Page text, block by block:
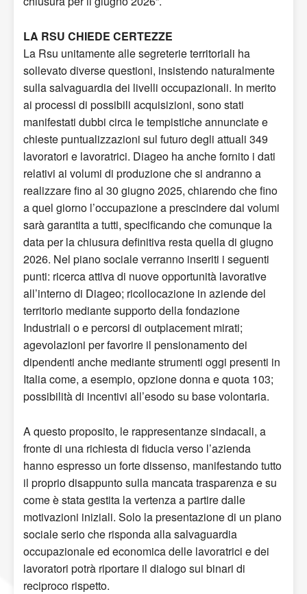
LA RSU CHIEDE CERTEZZE
La Rsu unitamente alle segreterie territoriali ha
sollevato diverse questioni, insistendo naturalmente
sulla salvaguardia dei livelli occupazionali. In merito
ai processi di possibili acquisizioni, sono stati
manifestati dubbi circa le tempistiche annunciate e
chieste puntualizzazioni sul futuro degli attuali 349
lavoratori e lavoratrici. Diageo ha anche fornito i dati
relativi ai volumi di produzione che si andranno a
realizzare fino al 30 giugno 2025, chiarendo che fino
a quel giorno l’occupazione a prescindere dai volumi
sarà garantita a tutti, specificando che comunque la
data per la chiusura definitiva resta quella di giugno
2026. Nel piano sociale verranno inseriti i seguenti
punti: ricerca attiva di nuove opportunità lavorative
all’interno di Diageo; ricollocazione in aziende del
territorio mediante supporto della fondazione
Industriali o e percorsi di outplacement mirati;
agevolazioni per favorire il pensionamento dei
dipendenti anche mediante strumenti oggi presenti in
Italia come, a esempio, opzione donna e quota 103;
possibilità di incentivi all’esodo su base volontaria.
A questo proposito, le rappresentanze sindacali, a
fronte di una richiesta di fiducia verso l’azienda
hanno espresso un forte dissenso, manifestando tutto
il proprio disappunto sulla mancata trasparenza e su
come è stata gestita la vertenza a partire dalle
motivazioni iniziali. Solo la presentazione di un piano
sociale serio che risponda alla salvaguardia
occupazionale ed economica delle lavoratrici e dei
lavoratori potrà riportare il dialogo sui binari di
reciproco rispetto.